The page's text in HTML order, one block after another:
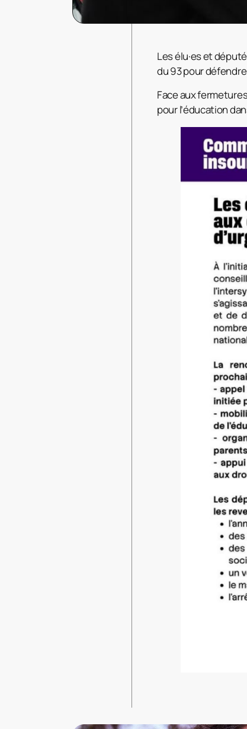
Les élu·es et
du 93 pour
Face aux
pour l’éducation